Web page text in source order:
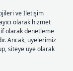
ve İletişim
olarak hizmet
olarak denetleme
Ancak, üyelerimiz
siteye üye olarak